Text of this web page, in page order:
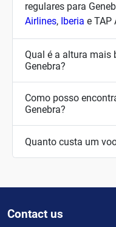
regulares para
Airlines, Iberia e TAP
Qual é a altura mais
Genebra?
Como posso
Genebra?
Quanto custa um
Contact us